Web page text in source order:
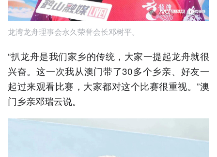
龙湾龙舟理事会永久荣誉会长邓树平。
“扒龙舟是我们家乡的传统，大家一提起龙舟就很
兴奋。这一次我从澳门带了30多个乡亲、好友一
起过来观看比赛，大家都对这个比赛很重视。”澳
门乡亲邓瑞云说。